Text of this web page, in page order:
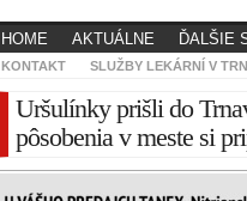
HOME AKTUÁLNE ĎALŠIE
KONTAKT SLUŽBY LEKÁRNÍ V
Uršulínky prišli do
pôsobenia v meste si